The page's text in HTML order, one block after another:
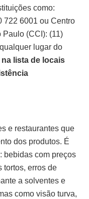
como:
722 6001 ou Centro
(CCI): (11)
lugar do
lista de locais
e restaurantes que
dos produtos. É
bebidas com preços
tortos, erros de
a solventes e
como visão turva,